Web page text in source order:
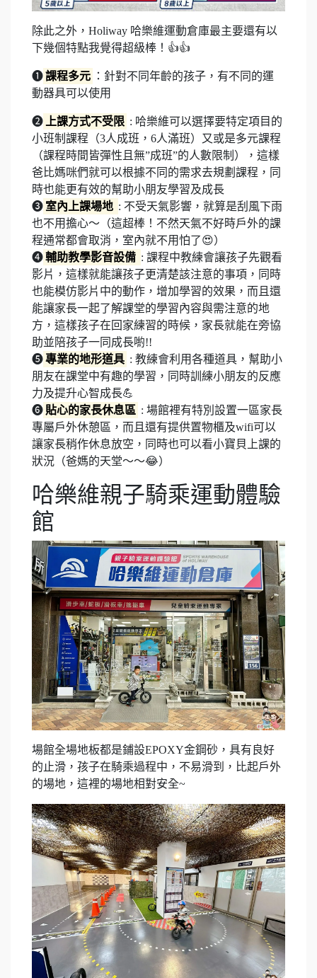
除此之外，Holiway 哈樂維運動倉庫最主要還有以
下幾個特點我覺得超級棒！👍👍
❶課程多元 ：針對不同年齡的孩子，有不同的運
動器具可以使用
❷ 上課方式不受限 : 哈樂維可以選擇要特定項目的
小班制課程（3人成班，6人滿班）又或是多元課程
（課程時間皆彈性且無”成班”的人數限制），這樣
爸比媽咪們就可以根據不同的需求去規劃課程，同
時也能更有效的幫助小朋友學習及成長
❸ 室內上課場地 : 不受天氣影響，就算是刮風下雨
也不用擔心～（這超棒！不然天氣不好時戶外的課
程通常都會取消，室內就不用怕了😍）
❹輔助教學影音設備 : 課程中教練會讓孩子先觀看
影片，這樣就能讓孩子更清楚該注意的事項，同時
也能模仿影片中的動作，增加學習的效果，而且還
能讓家長一起了解課堂的學習內容與需注意的地
方，這樣孩子在回家練習的時候，家長就能在旁協
助並陪孩子一同成長喲!!
❺專業的地形道具 : 教練會利用各種道具，幫助小
朋友在課堂中有趣的學習，同時訓練小朋友的反應
力及提升心智成長💪
❻ 貼心的家長休息區 : 場館裡有特別設置一區家長
專屬戶外休憩區，而且還有提供置物櫃及wifi可以
讓家長稍作休息放空，同時也可以看小寶貝上課的
狀況（爸媽的天堂～～😂）
哈樂維親子騎乘運動體驗
館
場館全場地板都是鋪設EPOXY金鋼砂，具有良好
的止滑，孩子在騎乘過程中，不易滑到，比起戶外
的場地，這裡的場地相對安全~